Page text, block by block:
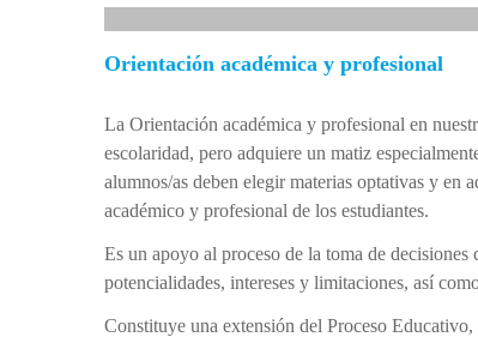
Orientación académica y profesional
La Orientación académica y profesional en
escolaridad, pero adquiere un matiz
alumnos/as deben elegir materias optativas y en
académico y profesional de los estudiantes.
Es un apoyo al proceso de la toma de
potencialidades, intereses y limitaciones, así
Constituye una extensión del Proceso